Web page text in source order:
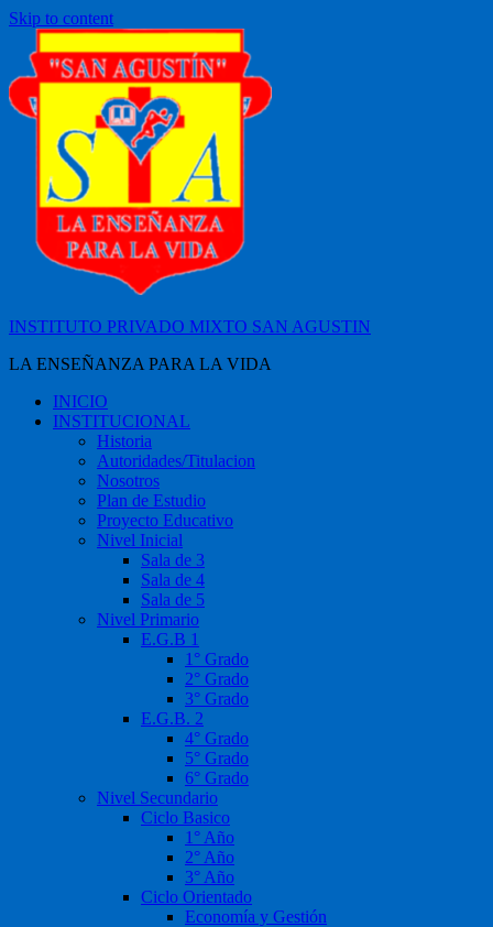
Skip to content
INSTITUTO PRIVADO MIXTO SAN AGUSTIN
LA ENSEÑANZA PARA LA VIDA
INICIO
INSTITUCIONAL
Historia
Autoridades/Titulacion
Nosotros
Plan de Estudio
Proyecto Educativo
Nivel Inicial
Sala de 3
Sala de 4
Sala de 5
Nivel Primario
E.G.B 1
1° Grado
2° Grado
3° Grado
E.G.B. 2
4° Grado
5° Grado
6° Grado
Nivel Secundario
Ciclo Basico
1° Año
2° Año
3° Año
Ciclo Orientado
Economía y Gestión